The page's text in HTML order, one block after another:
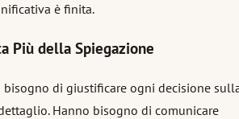
è finita.
Più della Spiegazione
bisogno di giustificare ogni decisione
Hanno bisogno di comunicare